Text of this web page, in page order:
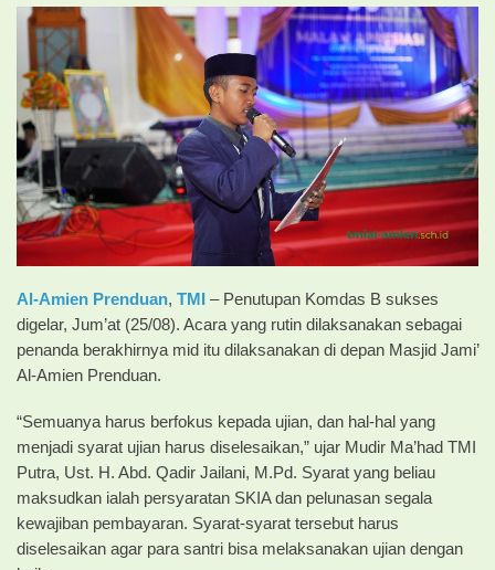
Al-Amien Prenduan, TMI
– Penutupan Komdas B sukses
digelar, Jum’at (25/08). Acara yang rutin dilaksanakan sebagai
penanda berakhirnya mid itu dilaksanakan di depan Masjid Jami’
Al-Amien Prenduan.
“Semuanya harus berfokus kepada ujian, dan hal-hal yang
menjadi syarat ujian harus diselesaikan,” ujar Mudir Ma’had TMI
Putra, Ust. H. Abd. Qadir Jailani, M.Pd. Syarat yang beliau
maksudkan ialah persyaratan SKIA dan pelunasan segala
kewajiban pembayaran. Syarat-syarat tersebut harus
diselesaikan agar para santri bisa melaksanakan ujian dengan